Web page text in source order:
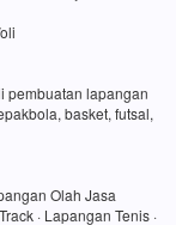
pembuatan lapangan
basket, futsal,
Olah Jasa
· Lapangan Tenis ·